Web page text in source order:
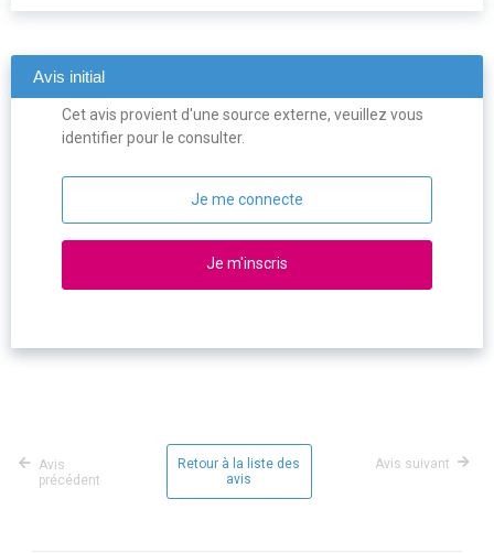
Avis initial
Cet avis provient d'une source externe, veuillez vous
identifier pour le consulter.
Je me connecte
Je m'inscris
Avis
précédent
Retour à la liste des
avis
Avis suivant